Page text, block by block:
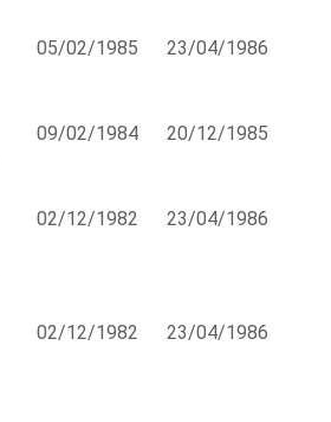
05/02/1985 23/04/1986
09/02/1984 20/12/1985
02/12/1982 23/04/1986
02/12/1982 23/04/1986